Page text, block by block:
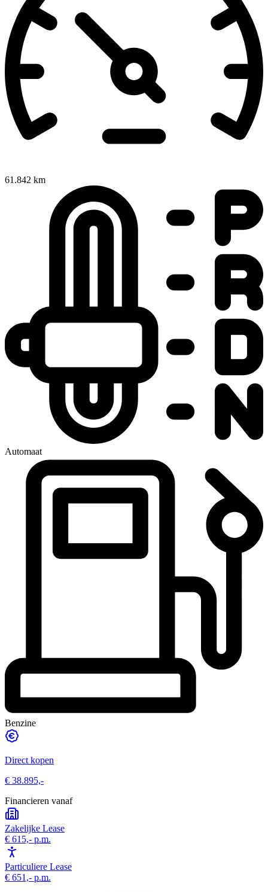
61.842 km
Automaat
Benzine
Direct kopen
€ 38.895,-
Financieren vanaf
Zakelijke Lease
€ 615,- p.m.
Particuliere Lease
€ 651,- p.m.